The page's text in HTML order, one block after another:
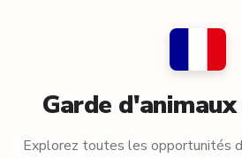
Garde
Explorez toutes les opportunités